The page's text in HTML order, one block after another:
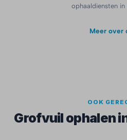
ophaaldiensten in
Meer over
OOK
Grofvuil ophalen